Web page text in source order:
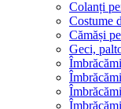
Colanți
Costume
Cămăși
Geci,